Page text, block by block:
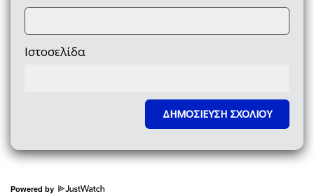
Ιστοσελίδα
Powered by